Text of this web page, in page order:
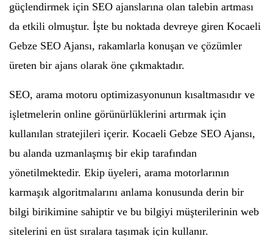
güçlendirmek için SEO ajanslarına olan talebin artması
da etkili olmuştur. İşte bu noktada devreye giren Kocaeli
Gebze SEO Ajansı, rakamlarla konuşan ve çözümler
üreten bir ajans olarak öne çıkmaktadır.
SEO, arama motoru optimizasyonunun kısaltmasıdır ve
işletmelerin online görünürlüklerini artırmak için
kullanılan stratejileri içerir. Kocaeli Gebze SEO Ajansı,
bu alanda uzmanlaşmış bir ekip tarafından
yönetilmektedir. Ekip üyeleri, arama motorlarının
karmaşık algoritmalarını anlama konusunda derin bir
bilgi birikimine sahiptir ve bu bilgiyi müşterilerinin web
sitelerini en üst sıralara taşımak için kullanır.